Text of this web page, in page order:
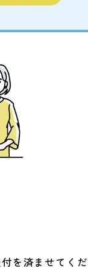
を済ませてく